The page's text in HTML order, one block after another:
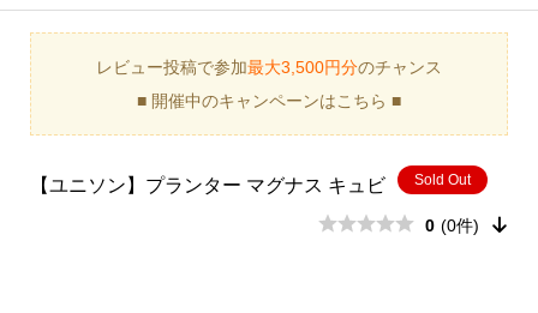
レビュー投稿で参加最大3,500円分のチャンス
■ 開催中のキャンペーンはこちら ■
【ユニソン】プランター マグナス キュビ Sold Out
0 (0件)